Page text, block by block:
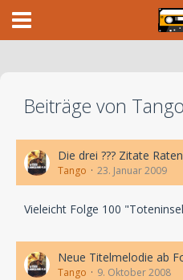
Beiträge von Tango
Die drei ??? Zitate
Tango 23. Januar 2009
Vieleicht Folge 100
Neue Titelmelodie ab
Tango 9. Oktober 2008